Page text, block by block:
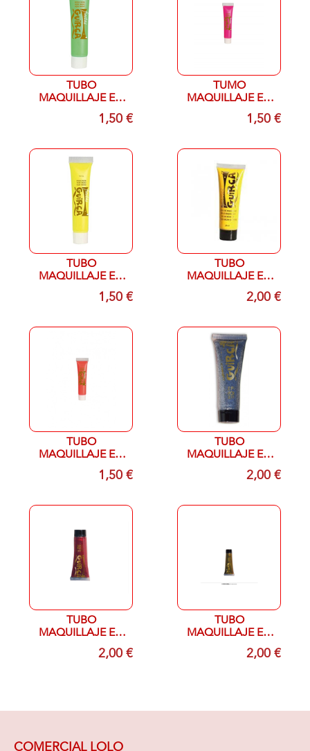
TUBO
MAQUILLAJE EN
CREMA VERDE
NEON 10 ML1,50 €
TUMO
MAQUILLAJE EN
CREMA NOSA
NEON 10 ML1,50 €
TUBO
MAQUILLAJE EN
CREMA AMARILLO
NEON 10 ML1,50 €
TUBO
MAQUILLAJE EN
CREMA AMARILLO
2,00 €
TUBO
MAQUILLAJE EN
CREMA ROJO
NEON 10 ML1,50 €
TUBO
MAQUILLAJE EN
CREMA PLATA
BRILLANTE 20 ML
2,00 €
TUBO
MAQUILLAJE EN
CREMA ROJO
BRILLANTE 20 ML
2,00 €
TUBO
MAQUILLAJE EN
CREMA ORO
BRILLANTE 20 ML
2,00 €
COMERCIAL LOLO